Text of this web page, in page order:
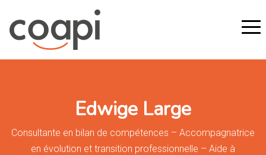
Edwige Large
Consultante en bilan de compétences – Accompagnatrice
en évolution et transition professionnelle – Aide à